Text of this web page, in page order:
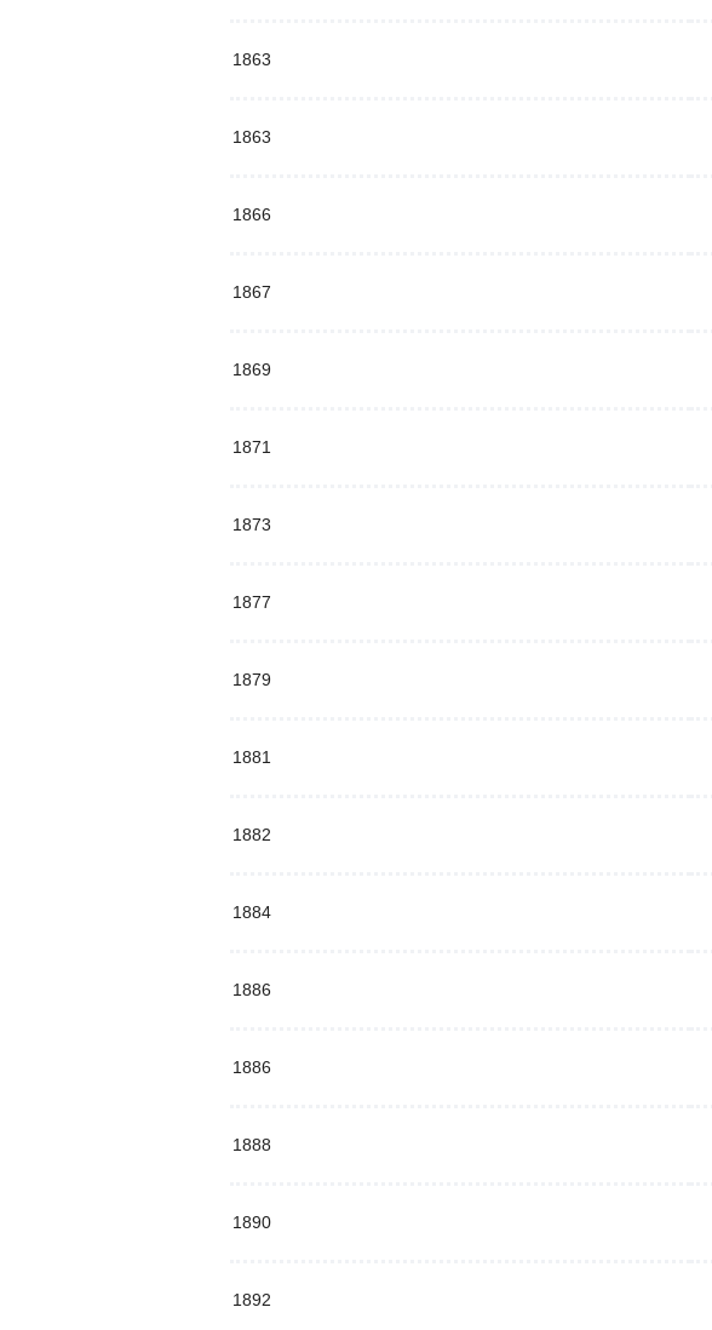
1863
1863
1866
1867
1869
1871
1873
1877
1879
1881
1882
1884
1886
1886
1888
1890
1892